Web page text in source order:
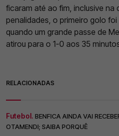
ficaram até ao fim, inclusive na
penalidades, o primeiro golo
quando um grande passe de
atirou para o 1-0 aos 35
RELACIONADAS
Futebol. BENFICA AINDA VAI
OTAMENDI; SAIBA PORQUÊ